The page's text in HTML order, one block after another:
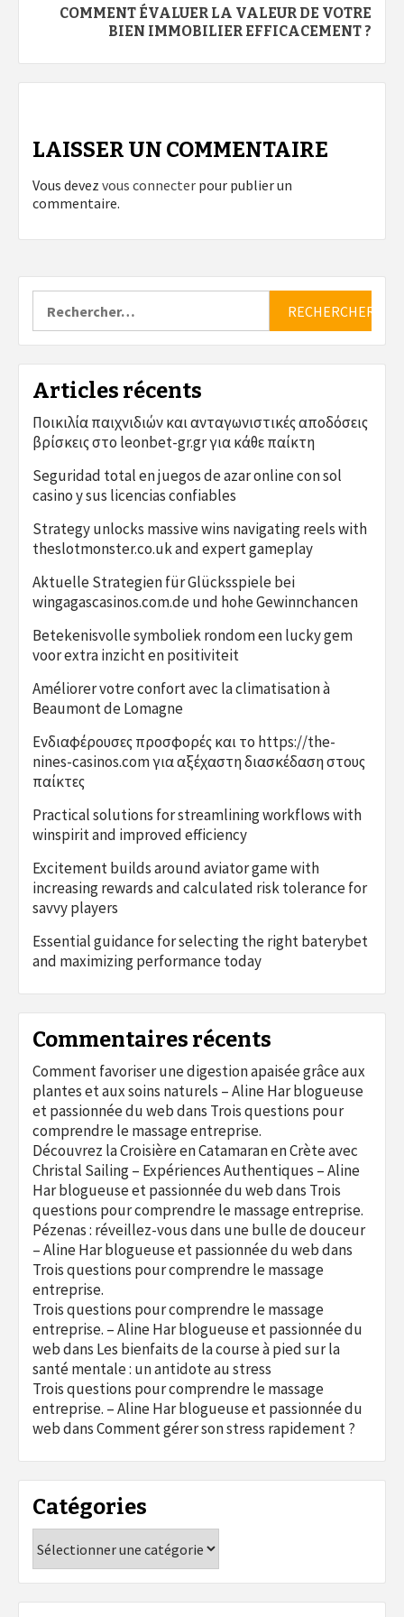
COMMENT ÉVALUER LA VALEUR DE VOTRE
BIEN IMMOBILIER EFFICACEMENT ?
LAISSER UN COMMENTAIRE
Vous devez vous connecter pour publier un
commentaire.
Articles récents
Ποικιλία παιχνιδιών και ανταγωνιστικές αποδόσεις
βρίσκεις στο leonbet-gr.gr για κάθε παίκτη
Seguridad total en juegos de azar online con sol
casino y sus licencias confiables
Strategy unlocks massive wins navigating reels with
theslotmonster.co.uk and expert gameplay
Aktuelle Strategien für Glücksspiele bei
wingagascasinos.com.de und hohe Gewinnchancen
Betekenisvolle symboliek rondom een lucky gem
voor extra inzicht en positiviteit
Améliorer votre confort avec la climatisation à
Beaumont de Lomagne
Ενδιαφέρουσες προσφορές και το https://the-
nines-casinos.com για αξέχαστη διασκέδαση στους
παίκτες
Practical solutions for streamlining workflows with
winspirit and improved efficiency
Excitement builds around aviator game with
increasing rewards and calculated risk tolerance for
savvy players
Essential guidance for selecting the right baterybet
and maximizing performance today
Commentaires récents
Comment favoriser une digestion apaisée grâce aux
plantes et aux soins naturels – Aline Har blogueuse
et passionnée du webdans Trois questions pour
comprendre le massage entreprise.
Découvrez la Croisière en Catamaran en Crète avec
Christal Sailing – Expériences Authentiques – Aline
Har blogueuse et passionnée du webdans Trois
questions pour comprendre le massage entreprise.
Pézenas : réveillez-vous dans une bulle de douceur
– Aline Har blogueuse et passionnée du webdans
Trois questions pour comprendre le massage
entreprise.
Trois questions pour comprendre le massage
entreprise. – Aline Har blogueuse et passionnée du
webdans Les bienfaits de la course à pied sur la
santé mentale : un antidote au stress
Trois questions pour comprendre le massage
entreprise. – Aline Har blogueuse et passionnée du
webdansComment gérer son stress rapidement ?
Catégories